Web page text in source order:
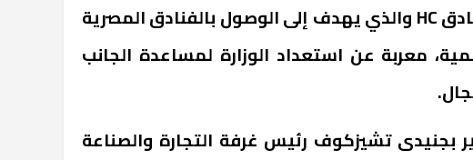
HCوالذي يهدف إلى الوصول بالفنادق المصرية
معربة عن استعداد الوزارة لمساعدة الجانب
بجنيدى تشيزكوف رئيس غرفة التجارة والصناعة